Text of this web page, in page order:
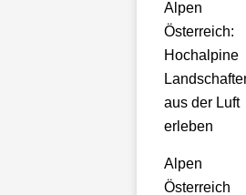
Alpen
Österreich:
Hochalpine
aus der Luft
erleben
Alpen
Österreich